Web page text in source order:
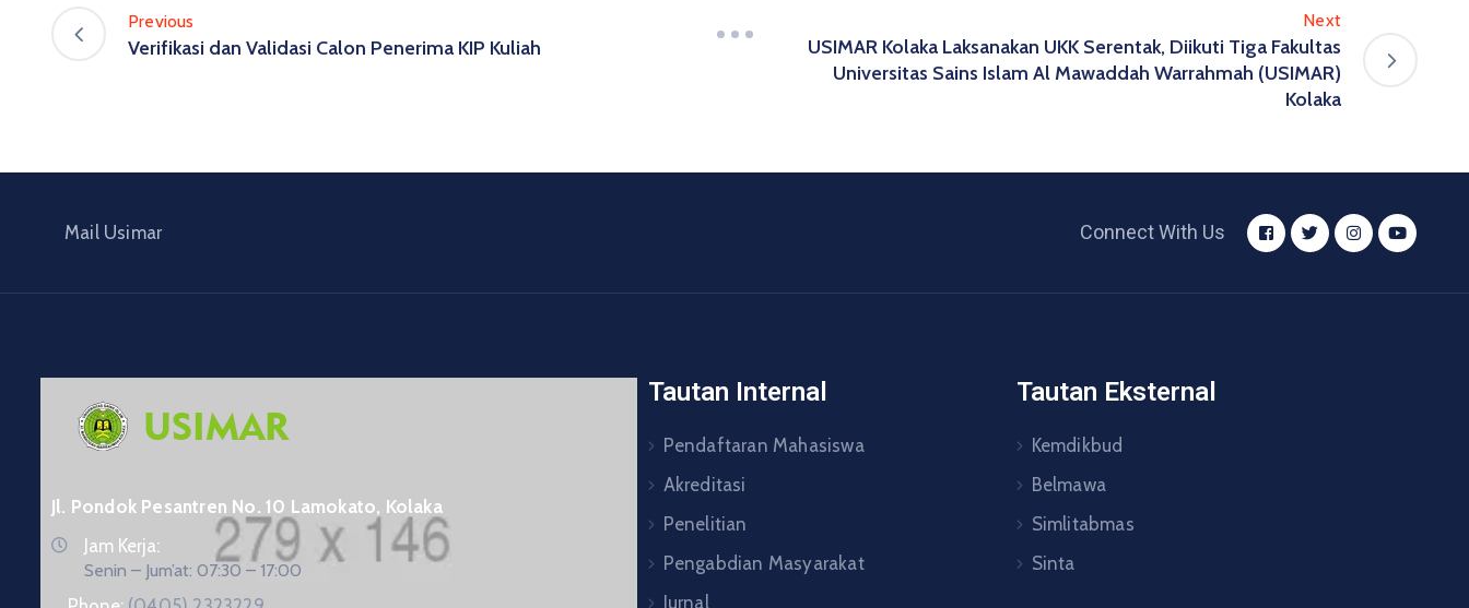
Previous
Verifikasi dan Validasi Calon Penerima KIP Kuliah
Next
USIMAR Kolaka Laksanakan UKK Serentak, Diikuti Tiga Fakultas
Universitas Sains Islam Al Mawaddah Warrahmah (USIMAR)
Kolaka
Mail Usimar Connect With Us
Jl. Pondok Pesantren No. 10 Lamokato, Kolaka
Jam Kerja:
Senin – Jum’at: 07:30 – 17:00
Tautan Internal
Pendaftaran Mahasiswa
Akreditasi
Penelitian
Pengabdian Masyarakat
Jurnal
Tautan Eksternal
Kemdikbud
Belmawa
Simlitabmas
Sinta